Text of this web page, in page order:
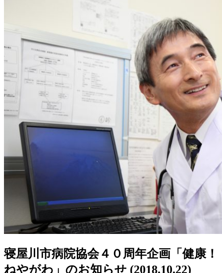
寝屋川市病院協会４０周年企画「健康！
ねやがわ」のお知らせ (2018.10.22)